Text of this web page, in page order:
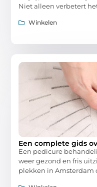
Niet alleen verbetert
Winkelen
Een complete gids
Een pedicure
weer gezond en fris
plekken in Amsterdam